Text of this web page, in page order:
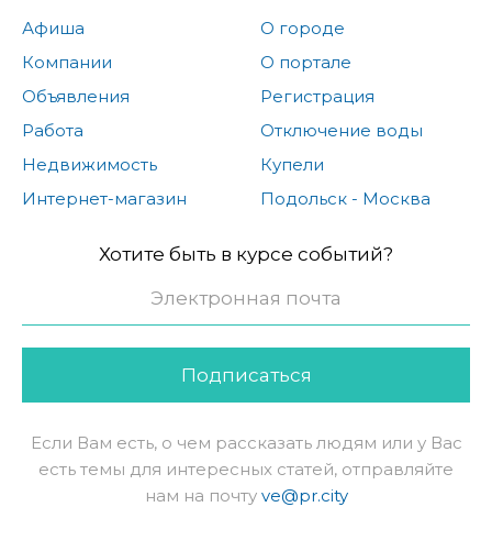
Афиша
Компании
Объявления
Работа
Недвижимость
Интернет-магазин
О городе
О портале
Регистрация
Отключение воды
Купели
Подольск - Москва
Хотите быть в курсе событий?
Подписаться
Если Вам есть, о чем рассказать людям или у Вас
есть темы для интересных статей, отправляйте
нам на почту ve@pr.city